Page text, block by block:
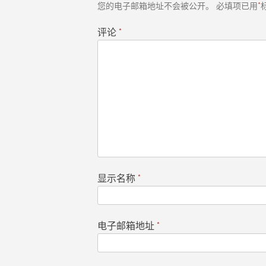
您的电子邮箱地址不会被公开。 必填项已用*
评论 *
显示名称 *
电子邮箱地址 *